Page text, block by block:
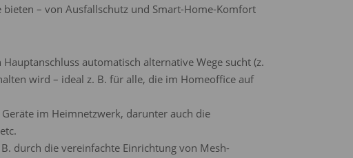
– von Ausfallschutz und Smart-Home-Komfort
automatisch alternative Wege sucht (z.
wird – ideal z. B. für alle, die im Homeoffice auf
im Heimnetzwerk, darunter auch die
durch die vereinfachte Einrichtung von Mesh-